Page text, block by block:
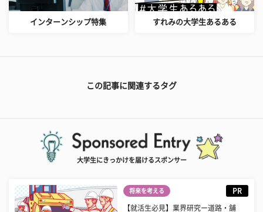
インターンシップ特集 すれみの大学生あるある
この記事に関連するタグ
大学生にきっかけを届けるスポンサー
将来を考える PR
【就活生必見】業界研究ー道路・舗